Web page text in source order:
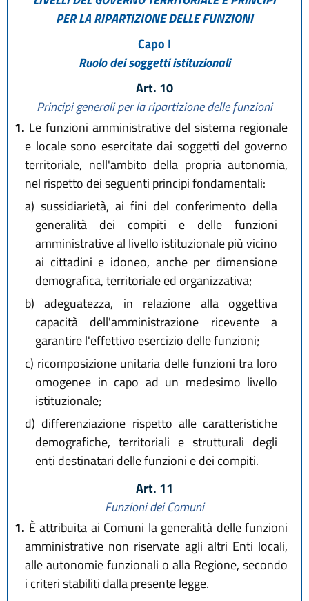
PER LA RIPARTIZIONE DELLE FUNZIONI
Capo I
Ruolo dei soggetti istituzionali
Art. 10
Principi generali per la ripartizione delle funzioni
1. Le funzioni amministrative del sistema regionale
e locale sono esercitate dai soggetti del governo
territoriale, nell'ambito della propria autonomia,
nel rispetto dei seguenti principi fondamentali:
a) sussidiarietà, ai fini del conferimento della
generalità dei compiti e delle funzioni
amministrative al livello istituzionale più vicino
ai cittadini e idoneo, anche per dimensione
demografica, territoriale ed organizzativa;
b) adeguatezza, in relazione alla oggettiva
capacità dell'amministrazione ricevente a
garantire l'effettivo esercizio delle funzioni;
c) ricomposizione unitaria delle funzioni tra loro
omogenee in capo ad un medesimo livello
istituzionale;
d) differenziazione rispetto alle caratteristiche
demografiche, territoriali e strutturali degli
enti destinatari delle funzioni e dei compiti.
Art. 11
Funzioni dei Comuni
1. È attribuita ai Comuni la generalità delle funzioni
amministrative non riservate agli altri Enti locali,
alle autonomie funzionali o alla Regione, secondo
i criteri stabiliti dalla presente legge.